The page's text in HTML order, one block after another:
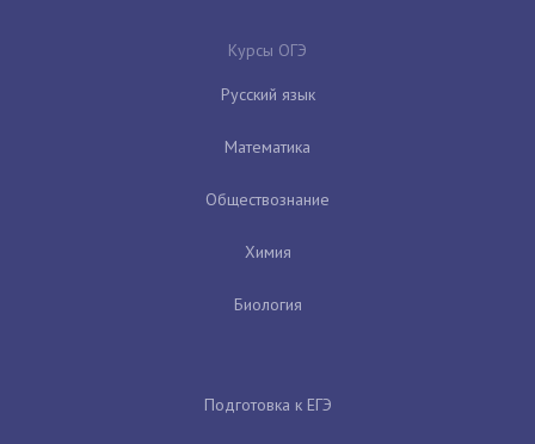
Курсы ОГЭ
Русский язык
Математика
Обществознание
Химия
Биология
Подготовка к ЕГЭ